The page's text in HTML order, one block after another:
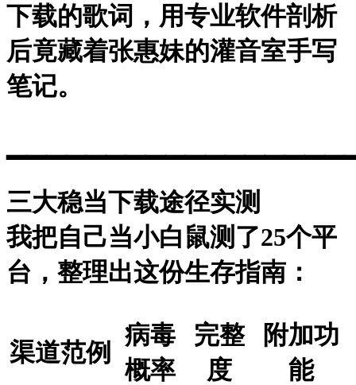
下载的歌词，用专业软件剖析
后竟藏着张惠妹的灌音室手写
笔记。
三大稳当下载途径实测
我把自己当小白鼠测了25个平
台，整理出这份生存指南：
渠道范例
病毒
概率
完整
度
附加功
能